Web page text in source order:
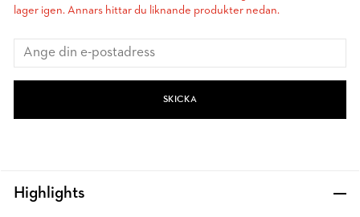
lager igen. Annars hittar du liknande produkter nedan.
SKICKA
Highlights